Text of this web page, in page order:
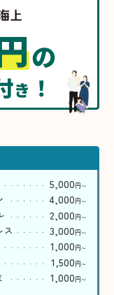
の
き ！
5,000円〜
4,000円〜
2,000円〜
ス 3,000円〜
1,000円〜
1,500円〜
1,000円〜